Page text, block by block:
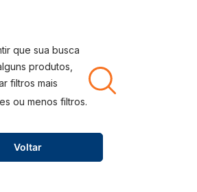
Voltar